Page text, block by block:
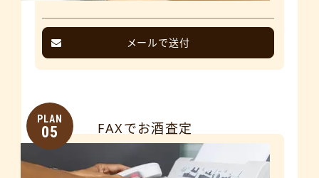
メールで送付
PLAN
05 FAXでお酒査定